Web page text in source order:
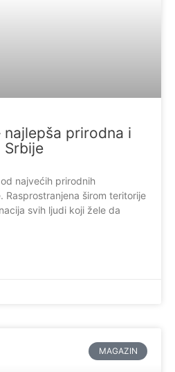
najlepša prirodna i
Srbije
najvećih prirodnih
Rasprostranjena širom teritorije
svih ljudi koji žele da
MAGAZIN